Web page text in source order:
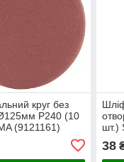
круг без
P240 (10
(9121161)
шт.)
38